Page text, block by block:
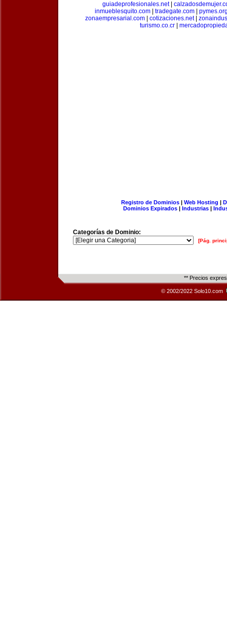
guiadeprofesionales.net|
inmueblesquito.com
tradegate.com
zonaempresarial.com| cotizaciones.net|
turismo.co.cr|
Registro de Dominios| Web Hosting |
Dominios Expirados | Industrias |
Categorías de Dominio:
[Pág.
** Precios
© 2002/2022 Solo10.com